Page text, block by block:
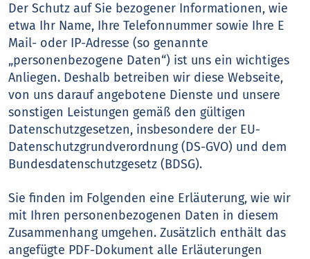
Der Schutz auf Sie bezogener Informationen, wie
etwa Ihr Name, Ihre Telefonnummer sowie Ihre E
Mail- oder IP-Adresse (so genannte
„personenbezogene Daten“) ist uns ein wichtiges
Anliegen. Deshalb betreiben wir diese Webseite,
von uns darauf angebotene Dienste und unsere
sonstigen Leistungen gemäß den gültigen
Datenschutzgesetzen, insbesondere der EU-
Datenschutzgrundverordnung (DS-GVO) und dem
Bundesdatenschutzgesetz (BDSG).
Sie finden im Folgenden eine Erläuterung, wie wir
mit Ihren personenbezogenen Daten in diesem
Zusammenhang umgehen. Zusätzlich enthält das
angefügte PDF-Dokument alle Erläuterungen